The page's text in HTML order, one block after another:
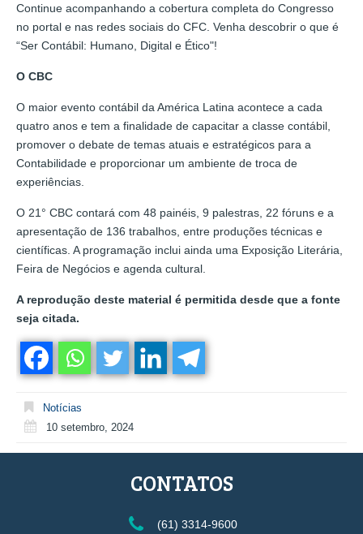
Continue acompanhando a cobertura completa do Congresso
no portal e nas redes sociais do CFC. Venha descobrir o que é
“Ser Contábil: Humano, Digital e Ético"!
O CBC
O maior evento contábil da América Latina acontece a cada
quatro anos e tem a finalidade de capacitar a classe contábil,
promover o debate de temas atuais e estratégicos para a
Contabilidade e proporcionar um ambiente de troca de
experiências.
O 21° CBC contará com 48 painéis, 9 palestras, 22 fóruns e a
apresentação de 136 trabalhos, entre produções técnicas e
científicas. A programação inclui ainda uma Exposição Literária,
Feira de Negócios e agenda cultural.
A reprodução deste material é permitida desde que a fonte
seja citada.
Notícias
10 setembro, 2024
CONTATOS
(61) 3314-9600